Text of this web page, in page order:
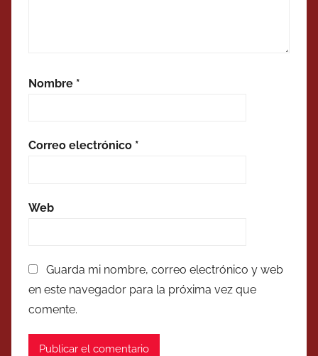
Nombre *
Correo electrónico *
Web
Guarda mi nombre, correo electrónico y web
en este navegador para la próxima vez que
comente.